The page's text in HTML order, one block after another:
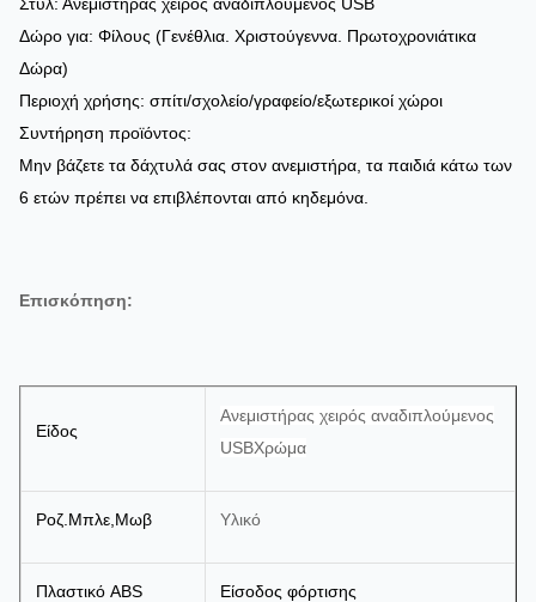
Δώρο για: Φίλους (Γενέθλια. Χριστούγεννα. Πρωτοχρονιάτικα
Δώρα)
Περιοχή χρήσης: σπίτι/σχολείο/γραφείο/εξωτερικοί χώροι
Συντήρηση προϊόντος:
Μην βάζετε τα δάχτυλά σας στον ανεμιστήρα, τα παιδιά κάτω των
6 ετών πρέπει να επιβλέπονται από κηδεμόνα.
Επισκόπηση:
Είδος
Ανεμιστήρας χειρός αναδιπλούμενος
USBΧρώμα
Ροζ.Μπλε,Μωβ Υλικό
Πλαστικό ABS Είσοδος φόρτισης